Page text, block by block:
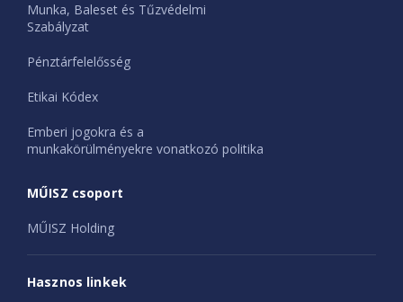
Munka, Baleset és Tűzvédelmi
Szabályzat
Pénztárfelelősség
Etikai Kódex
Emberi jogokra és a
munkakörülményekre vonatkozó politika
MŰISZ csoport
MŰISZ Holding
Hasznos linkek